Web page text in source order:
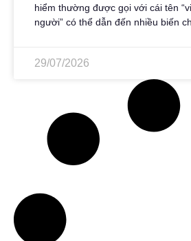
hiểm thường được gọi với cái tên
người” có thể dẫn đến nhiều biến
29/07/2026